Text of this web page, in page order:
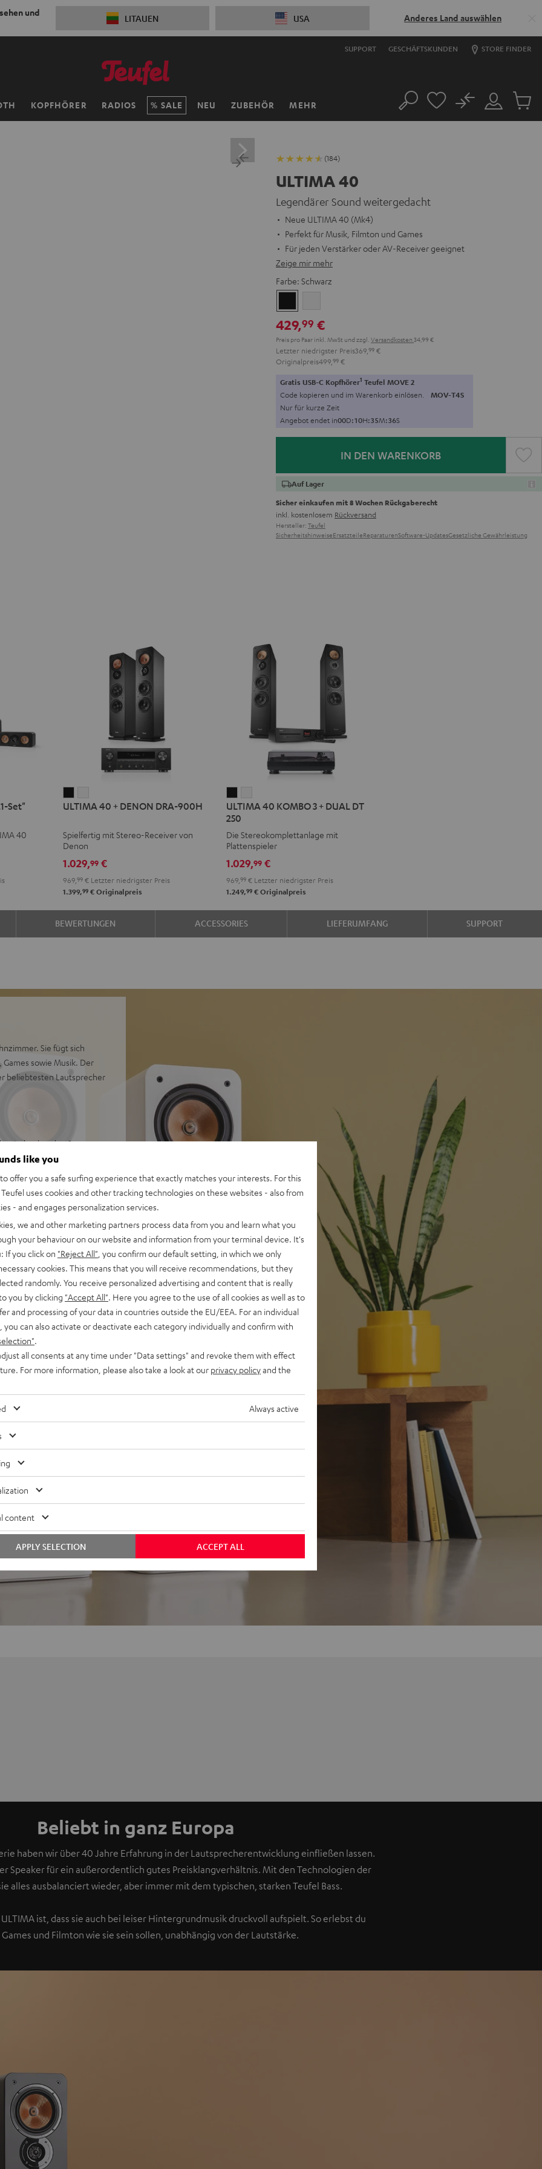
und
LITAUEN USA Anderes Land auswählen
SUPPORT GESCHÄFTSKUNDEN STORE FINDER
KOPFHÖRER RADIOS SALE NEU ZUBEHÖR MEHR Suche
Mein
Konto
No
Artikel
(184)
ULTIMA 40
Legendärer Sound weitergedacht
Neue ULTIMA 40 (Mk4)
Perfekt für Musik, Filmton und Games
Für jeden Verstärker oder AV-Receiver geeignet
Zeige mir mehr
Farbe: Schwarz
429,99 €
Preis pro Paar inkl. MwSt und zzgl. Versandkosten 34,99 €
Letzter niedrigster Preis369, 99 €
Originalpreis499, 99 €
Gratis USB-C Kopfhörer1 Teufel MOVE 2
Code kopieren und im Warenkorb einlösen. MOV-T4S
Nur für kurze Zeit
Angebot endet in00D:10H:35M:35S
IN DEN WARENKORB
Auf Lager
Sicher einkaufen mit 8 Wochen Rückgaberecht
inkl. kostenlosem Rückversand
Hersteller: Teufel
SicherheitshinweiseErsatzteileReparaturenSoftware-UpdatesGesetzliche Gewährleistung
Set"
40
40
DENON
DRA-
900H
Schwarz
40
DENON
900H
Weiß
ULTIMA 40 + DENON DRA-900H
Spielfertig mit Stereo-Receiver von
Denon
1.029,99€
969, 99€Letzter niedrigster Preis
1.399,99€Originalpreis
40
KOMBO
3
+
DUAL
DT
250
Schwarz
40
3
+
DUAL
DT
250
Weiß
ULTIMA 40 KOMBO 3 + DUAL DT
250
Die Stereokomplettanlage mit
Plattenspieler
1.029,99 €
969,99 € Letzter niedrigster Preis
1.249,99 € Originalpreis
BEWERTUNGEN ACCESSORIES LIEFERUMFANG SUPPORT
Sie fügt sich
sowie Musik. Der
beliebtesten Lautsprecher
Stereo-
35 m²
Pegel bei
auch bei geringen
Kammer mit
Höhen und sehr guter
und Dolby Atmos®-Set
Lackfront und wertigen
Schraubanschlüsse
184 Bewertungen)
Beliebt in ganz Europa
haben wir über 40 Jahre Erfahrung in der Lautsprecherentwicklung einfließen lassen.
Speaker für ein außerordentlich gutes Preisklangverhältnis. Mit den Technologien der
alles ausbalanciert wieder, aber immer mit dem typischen, starken Teufel Bass.
ist, dass sie auch bei leiser Hintergrundmusik druckvoll aufspielt. So erlebst du
und Filmton wie sie sein sollen, unabhängig von der Lautstärke.
like you
offer you a safe surfing experience that exactly matches your interests. For this
uses cookies and other tracking technologies on these websites - also from
- and engages personalization services.
we and other marketing partners process data from you and learn what you
your behaviour on our website and information from your terminal device. It's
If you click on "Reject All" , you confirm our default setting, in which we only
cookies. This means that you will receive recommendations, but they
randomly. You receive personalized advertising and content that is really
you by clicking "Accept All" . Here you agree to the use of all cookies as well as to
and processing of your data in countries outside the EU/EEA. For an individual
you can also activate or deactivate each category individually and confirm with
all consents at any time under "Data settings" and revoke them with effect
For more information, please also take a look at our privacy policyand the
Always active
content
ACCEPT ALL
APPLY SELECTION